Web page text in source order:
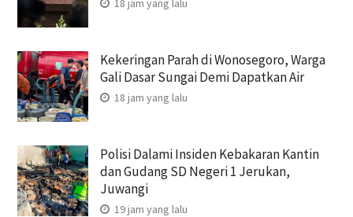
18 jam yang lalu
Kekeringan Parah di Wonosegoro, Warga
Gali Dasar Sungai Demi Dapatkan Air
18 jam yang lalu
Polisi Dalami Insiden Kebakaran Kantin
dan Gudang SD Negeri 1 Jerukan,
Juwangi
19 jam yang lalu